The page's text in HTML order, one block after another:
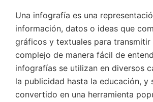
Una infografía es una
información, datos o ideas que
gráficos y textuales para transmitir
complejo de manera fácil de
infografías se utilizan en diversos
la publicidad hasta la educación, y
convertido en una herramienta